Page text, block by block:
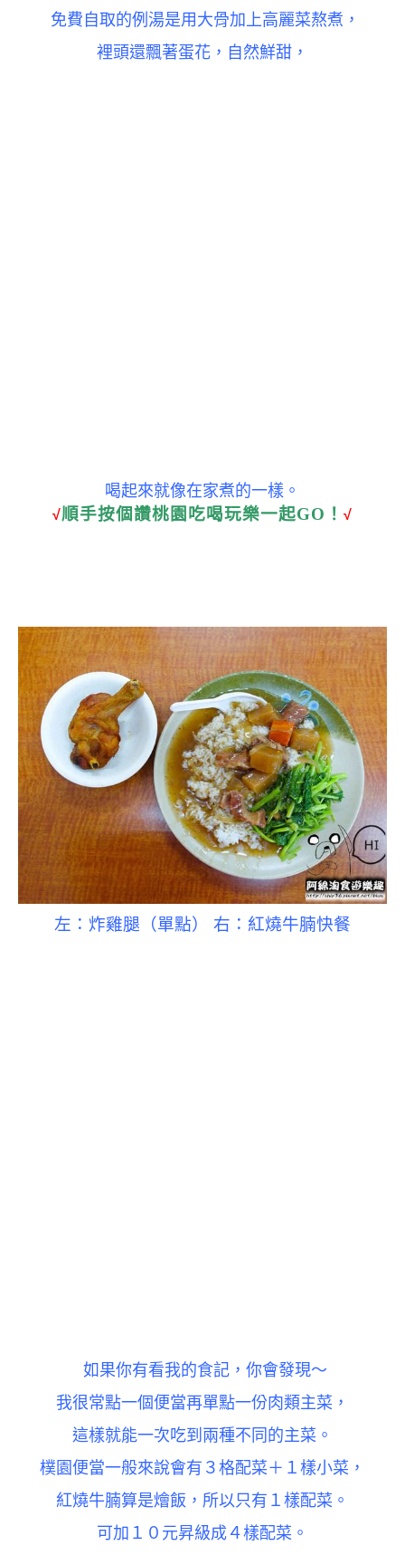
免費自取的例湯是用大骨加上高麗菜熬煮，
裡頭還飄著蛋花， 自然鮮甜，
喝起來就像在家煮的一樣。
√順手按個讚桃園吃喝玩樂一起GO！ √
左：炸雞腿（單點） 右：紅燒牛腩快餐
如果你有看我的食記，你會發現～
我很常點一個便當再單點一份肉類主菜，
這樣就能一次吃到兩種不同的主菜。
樸園便當一般來說會有３格配菜＋１樣小菜，
紅燒牛腩算是燴飯，所以只有１樣配菜。
可加１０元昇級成４樣配菜。